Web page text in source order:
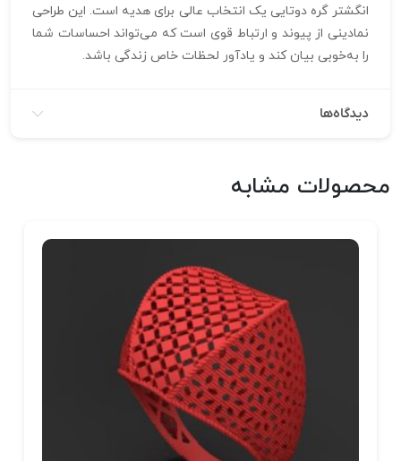
انگشتر گره دوتایی یک انتخاب عالی برای هدیه است. این طراحی
نمادینی از پیوند و ارتباط قوی است که می‌تواند احساسات شما
را به‌خوبی بیان کند و یادآور لحظات خاص زندگی باشد.
دیدگاه‌ها
محصولات مشابه